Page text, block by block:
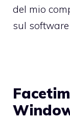
del mio
sul